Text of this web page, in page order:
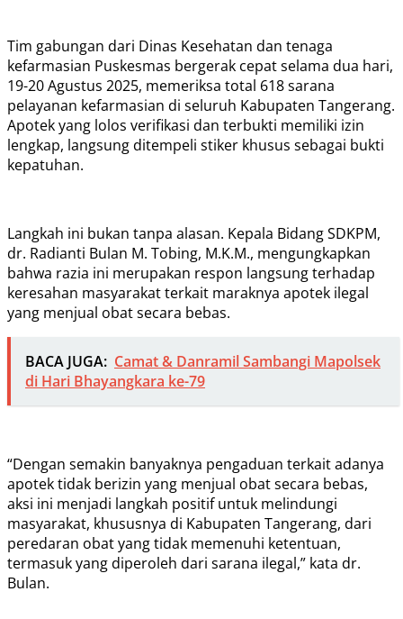
Tim gabungan dari Dinas Kesehatan dan tenaga
kefarmasian Puskesmas bergerak cepat selama dua hari,
19-20 Agustus 2025, memeriksa total 618 sarana
pelayanan kefarmasian di seluruh Kabupaten Tangerang.
Apotek yang lolos verifikasi dan terbukti memiliki izin
lengkap, langsung ditempeli stiker khusus sebagai bukti
kepatuhan.
Langkah ini bukan tanpa alasan. Kepala Bidang SDKPM,
dr. Radianti Bulan M. Tobing, M.K.M., mengungkapkan
bahwa razia ini merupakan respon langsung terhadap
keresahan masyarakat terkait maraknya apotek ilegal
yang menjual obat secara bebas.
BACA JUGA: Camat & Danramil Sambangi Mapolsek
di Hari Bhayangkara ke-79
“Dengan semakin banyaknya pengaduan terkait adanya
apotek tidak berizin yang menjual obat secara bebas,
aksi ini menjadi langkah positif untuk melindungi
masyarakat, khususnya di Kabupaten Tangerang, dari
peredaran obat yang tidak memenuhi ketentuan,
termasuk yang diperoleh dari sarana ilegal,” kata dr.
Bulan.